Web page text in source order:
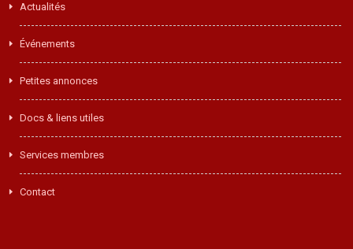
Actualités
Événements
Petites annonces
Docs & liens utiles
Services membres
Contact